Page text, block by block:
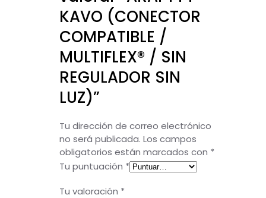
KAVO (CONECTOR
COMPATIBLE /
MULTIFLEX® / SIN
REGULADOR SIN
LUZ)”
Tu dirección de correo electrónico
no será publicada. Los campos
obligatorios están marcados con *
Tu puntuación *
Tu valoración *